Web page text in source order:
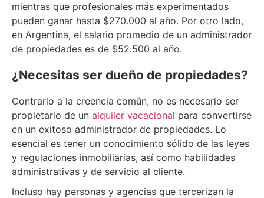
mientras que profesionales más experimentados
pueden ganar hasta $270.000 al año. Por otro lado,
en Argentina, el salario promedio de un administrador
de propiedades es de $52.500 al año.
¿Necesitas ser dueño de propiedades?
Contrario a la creencia común, no es necesario ser
propietario de un alquiler vacacional para convertirse
en un exitoso administrador de propiedades. Lo
esencial es tener un conocimiento sólido de las leyes
y regulaciones inmobiliarias, así como habilidades
administrativas y de servicio al cliente.
Incluso hay personas y agencias que tercerizan la